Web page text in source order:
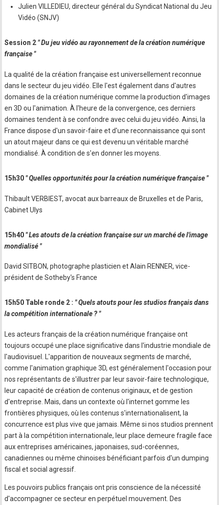
Julien VILLEDIEU, directeur général du Syndicat National du Jeu
Vidéo (SNJV)
Session 2 " Du jeu vidéo au rayonnement de la création numérique
française "
La qualité de la création française est universellement reconnue
dans le secteur du jeu vidéo. Elle l'est également dans d'autres
domaines de la création numérique comme la production d'images
en 3D ou l'animation. À l'heure de la convergence, ces derniers
domaines tendent à se confondre avec celui du jeu vidéo. Ainsi, la
France dispose d'un savoir-faire et d'une reconnaissance qui sont
un atout majeur dans ce qui est devenu un véritable marché
mondialisé. À condition de s'en donner les moyens.
15h30 " Quelles opportunités pour la création numérique française "
Thibault VERBIEST, avocat aux barreaux de Bruxelles et de Paris,
Cabinet Ulys
15h40 " Les atouts de la création française sur un marché de l'image
mondialisé "
David SITBON, photographe plasticien et Alain RENNER, vice-
président de Sotheby's France
15h50 Table ronde 2 : " Quels atouts pour les studios français dans
la compétition internationale ? "
Les acteurs français de la création numérique française ont
toujours occupé une place significative dans l'industrie mondiale de
l'audiovisuel. L'apparition de nouveaux segments de marché,
comme l'animation graphique 3D, est généralement l'occasion pour
nos représentants de s'illustrer par leur savoir-faire technologique,
leur capacité de création de contenus originaux, et de gestion
d'entreprise. Mais, dans un contexte où l'internet gomme les
frontières physiques, où les contenus s'internationalisent, la
concurrence est plus vive que jamais. Même si nos studios prennent
part à la compétition internationale, leur place demeure fragile face
aux entreprises américaines, japonaises, sud-coréennes,
canadiennes ou même chinoises bénéficiant parfois d'un dumping
fiscal et social agressif.
Les pouvoirs publics français ont pris conscience de la nécessité
d'accompagner ce secteur en perpétuel mouvement. Des